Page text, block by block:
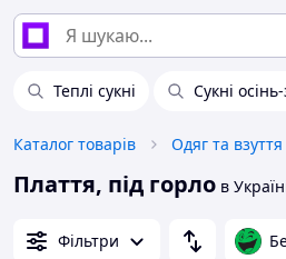
Теплі сукні Сукні
Каталог товарів Одяг та взуття
Плаття, під горло в
Фільтри